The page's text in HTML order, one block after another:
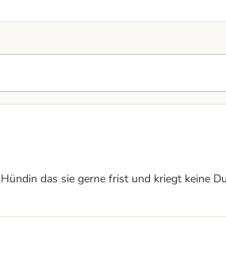
das sie gerne frist und kriegt keine